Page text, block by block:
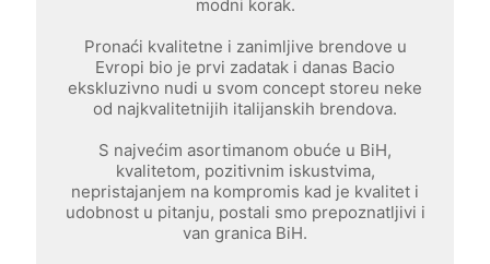
modni korak.
Pronaći kvalitetne i zanimljive brendove u
Evropi bio je prvi zadatak i danas Bacio
ekskluzivno nudi u svom concept storeu neke
od najkvalitetnijih italijanskih brendova.
S najvećim asortimanom obuće u BiH,
kvalitetom, pozitivnim iskustvima,
nepristajanjem na kompromis kad je kvalitet i
udobnost u pitanju, postali smo prepoznatljivi i
van granica BiH.